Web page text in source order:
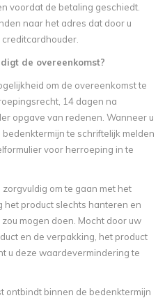
voordat de betaling geschiedt.
naar het adres dat door u
de overeenkomst?
om de overeenkomst te
14 dagen na
opgave van redenen. Wanneer u
te schriftelijk melden
voor herroeping in te
om te gaan met het
het product slechts hanteren en
mogen doen. Mocht door uw
en de verpakking, het product
u deze waardevermindering te
ontbindt binnen de bedenktermijn